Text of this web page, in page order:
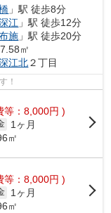
」駅 徒歩8分
江 」駅 徒歩12分
施 」駅 徒歩20分
㎡
江北２丁目
！
等：8,000円 )
1ヶ月
㎡
等：8,000円 )
1ヶ月
㎡